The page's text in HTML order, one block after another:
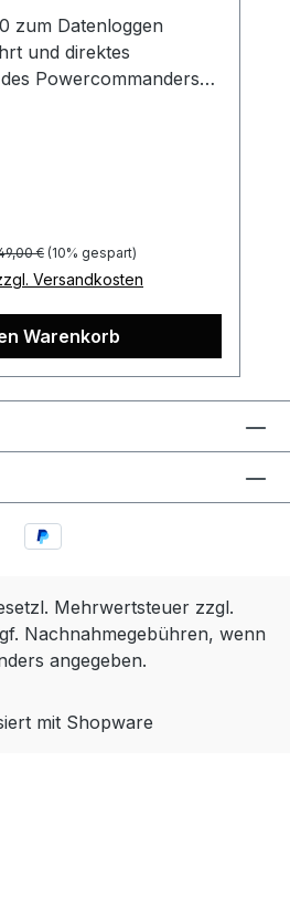
zum Datenloggen
und direktes
Powercommanders
Preis:
€ (10% gespart)
Versandkosten
Warenkorb
Mehrwertsteuer zzgl.
Nachnahmegebühren, wenn
angegeben.
mit Shopware